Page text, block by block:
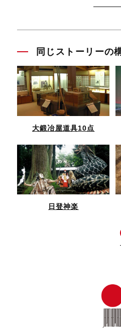
同じストーリーの
大鍛冶屋道具10点
日登神楽